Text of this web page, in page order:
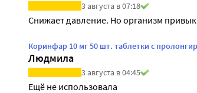
3 августа в 07:18
Снижает давление. Но организм
Коринфар 10 мг 50 шт. таблетки с
Людмила
3 августа в 04:45
Ещё не использовала